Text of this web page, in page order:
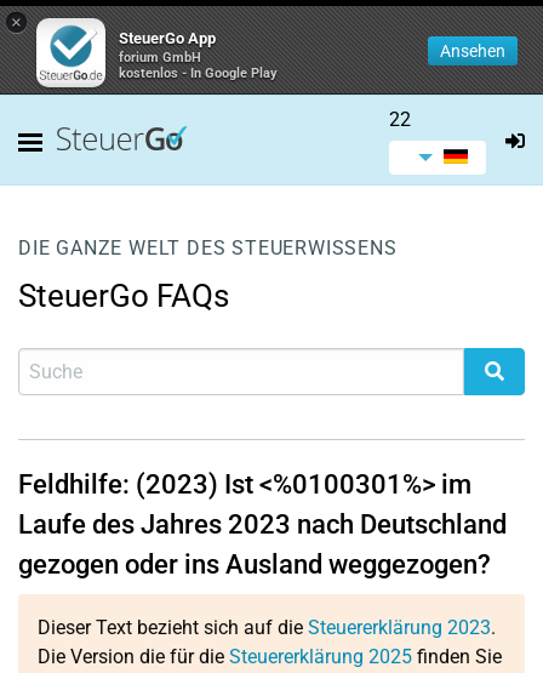
×
SteuerGo App
forium GmbH
kostenlos - In Google Play
Ansehen
22
DIE GANZE WELT DES STEUERWISSENS
SteuerGo FAQs
Feldhilfe: (2023) Ist <%0100301%> im
Laufe des Jahres 2023 nach Deutschland
gezogen oder ins Ausland weggezogen?
Dieser Text bezieht sich auf die Steuererklärung 2023.
Die Version die für die Steuererklärung 2025 finden Sie